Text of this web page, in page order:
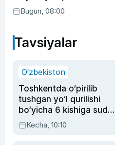
Bugun, 08:00
Tavsiyalar
O‘zbekiston
Toshkentda o‘pirilib
tushgan yo‘l qurilishi
bo‘yicha 6 kishiga sud
hukmi o‘qildi
Kecha, 10:10